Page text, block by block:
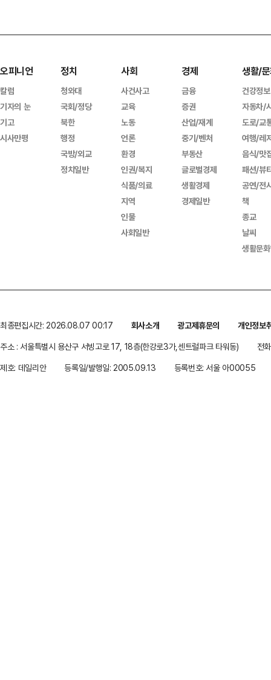
오피니언
칼럼
기자의 눈
기고
시사만평
정치
청와대
국회/정당
북한
행정
국방/외교
정치일반
사회
사건사고
교육
노동
언론
환경
인권/복지
식품/의료
지역
인물
사회일반
경제
금융
증권
산업/재계
중기/벤처
부동산
글로벌경제
생활경제
경제일반
생활/
건강정보
자동차/
도로/교
여행/레
음식/맛
패션/뷰
공연/전
책
종교
날씨
생활문
최종편집시간: 2026.08.07 00:17 회사소개 광고제휴문의
개인정보
주소 : 서울특별시 용산구 서빙고로 17, 18층(한강로3가,센트럴파크 타워동)
전
제호: 데일리안
등록일/발행일: 2005.09.13 등록번호: 서울 아00055